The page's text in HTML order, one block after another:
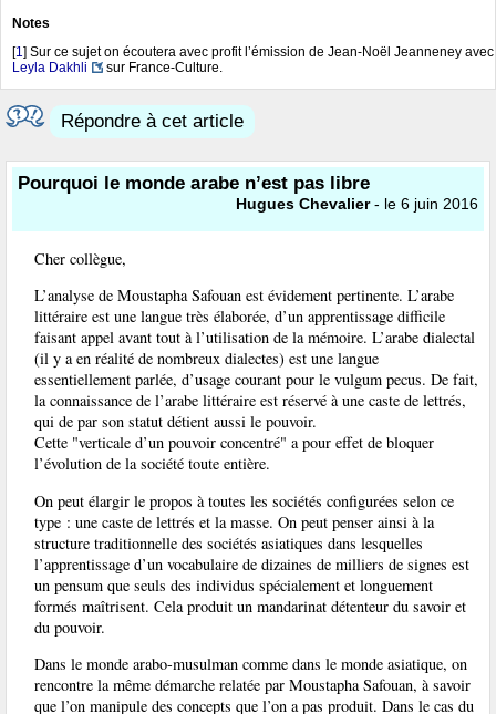
Notes
[1] Sur ce sujet on écoutera avec profit l’émission de Jean-Noël Jeanneney avec
Leyla Dakhli
sur France-Culture.
Répondre à cet article
Pourquoi le monde arabe n’est pas libre
Hugues Chevalier- le 6 juin 2016
Cher collègue,
L’analyse de Moustapha Safouan est évidement pertinente. L’arabe
littéraire est une langue très élaborée, d’un apprentissage difficile
faisant appel avant tout à l’utilisation de la mémoire. L’arabe dialectal
(il y a en réalité de nombreux dialectes) est une langue
essentiellement parlée, d’usage courant pour le vulgum pecus. De fait,
la connaissance de l’arabe littéraire est réservé à une caste de lettrés,
qui de par son statut détient aussi le pouvoir.
Cette "verticale d’un pouvoir concentré" a pour effet de bloquer
l’évolution de la société toute entière.
On peut élargir le propos à toutes les sociétés configurées selon ce
type : une caste de lettrés et la masse. On peut penser ainsi à la
structure traditionnelle des sociétés asiatiques dans lesquelles
l’apprentissage d’un vocabulaire de dizaines de milliers de signes est
un pensum que seuls des individus spécialement et longuement
formés maîtrisent. Cela produit un mandarinat détenteur du savoir et
du pouvoir.
Dans le monde arabo-musulman comme dans le monde asiatique, on
rencontre la même démarche relatée par Moustapha Safouan, à savoir
que l’on manipule des concepts que l’on a pas produit. Dans le cas du